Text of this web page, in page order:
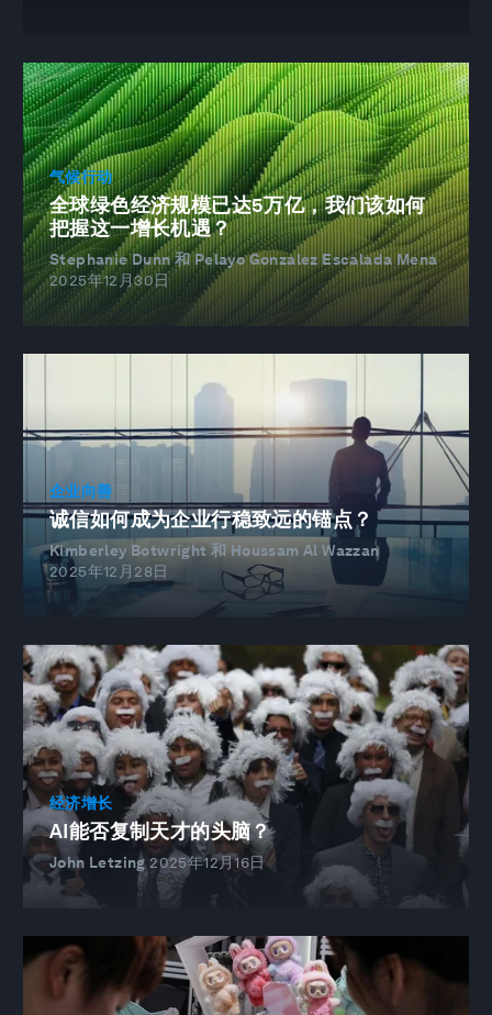
气候行动
全球绿色经济规模已达5万亿，我们该如何
把握这一增长机遇？
Stephanie Dunn 和 Pelayo Gonzalez Escalada Mena
2025年12月30日
企业向善
诚信如何成为企业行稳致远的锚点？
Kimberley Botwright 和 Houssam Al Wazzan
2025年12月28日
经济增长
AI能否复制天才的头脑？
John Letzing 2025年12月16日